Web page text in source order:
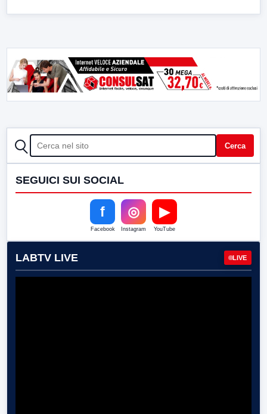
CERCA Cerca
SEGUICI SUI SOCIAL
f
Facebook
◎
Instagram
▶
YouTube
LABTV LIVE LIVE